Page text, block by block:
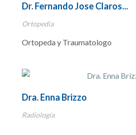
Dr. Fernando Jose Claros...
Ortopedia
Ortopeda y Traumatologo
Dra. Enna Brizzo
Radiología